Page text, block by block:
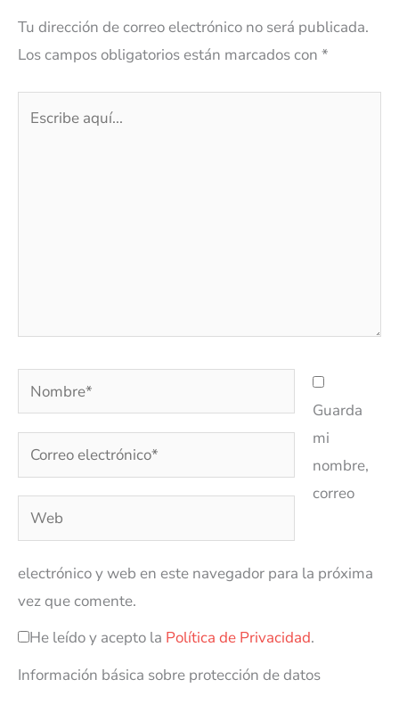
Tu dirección de correo electrónico no será publicada.
Los campos obligatorios están marcados con *
Nombre*
Correo
electrónico*
Web
Guarda
mi
nombre,
correo
electrónico y web en este navegador para la próxima
vez que comente.
He leído y acepto la Política de Privacidad.
Información básica sobre protección de datos